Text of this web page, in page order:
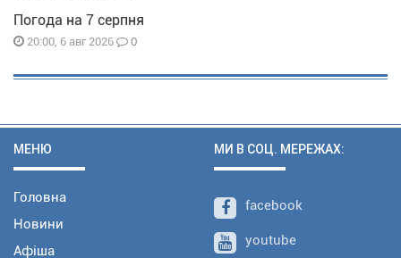
Погода на 7 серпня
20:00, 6 авг 2026 0
МЕНЮ
Головна
Новини
Афіша
МИ В СОЦ. МЕРЕЖАХ:
facebook
youtube